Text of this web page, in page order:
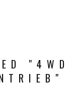
"4WD